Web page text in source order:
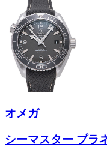
オメガ
シーマスター プラ